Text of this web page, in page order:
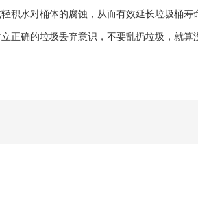
水对桶体的腐蚀，从而有效延长垃圾桶寿
确的垃圾丢弃意识，不要乱扔垃圾，就算